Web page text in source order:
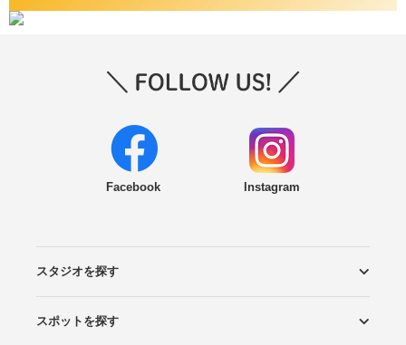
Facebook Instagram
スタジオを探す
エリアから探す
こだわりから探す
NEW PHOTO STYLE
プランから探す
フォトタイプ診断
フォトグラファーから探す
国内リゾートから探す
スポットを探す